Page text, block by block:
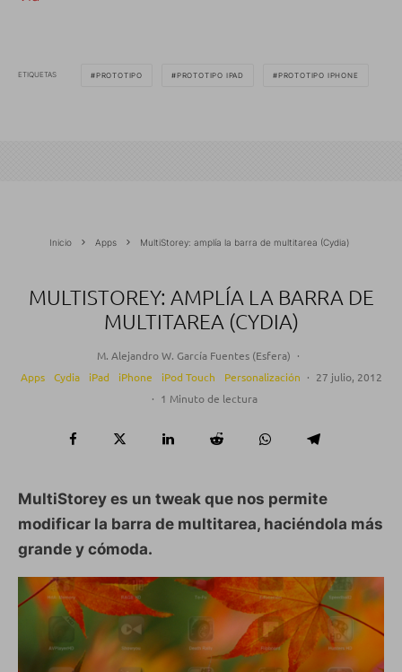
ETIQUETAS PROTOTIPO PROTOTIPO IPAD PROTOTIPO IPHONE
Inicio Apps MultiStorey: amplía la barra de multitarea (Cydia)
MULTISTOREY: AMPLÍA LA BARRA DE
MULTITAREA (CYDIA)
M. Alejandro W. García Fuentes (Esfera) ·
Apps
Cydia iPad iPhone iPod Touch Personalización · 27 julio, 2012
· 1 Minuto de lectura
MultiStorey es un tweak que nos permite
modificar la barra de multitarea, haciéndola más
grande y cómoda.